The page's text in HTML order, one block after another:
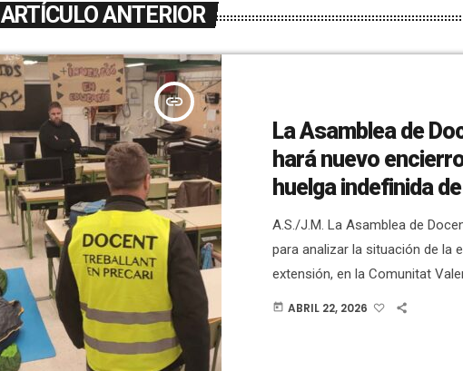
ARTÍCULO ANTERIOR
insert_link
La Asamblea de
hará nuevo
huelga indefinida
A.S./J.M. La Asamblea de
para analizar la situación de la
extensión, en la Comunitat
calendario de negociaciones y
today ABRIL 22, 2026